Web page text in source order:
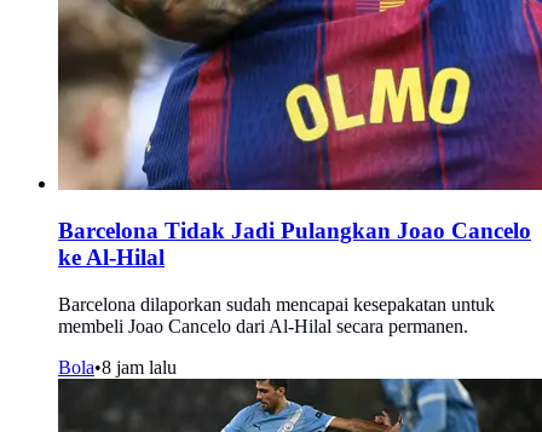
Barcelona Tidak Jadi Pulangkan Joao Cancelo
ke Al-Hilal
Barcelona dilaporkan sudah mencapai kesepakatan untuk
membeli Joao Cancelo dari Al-Hilal secara permanen.
Bola•8 jam lalu